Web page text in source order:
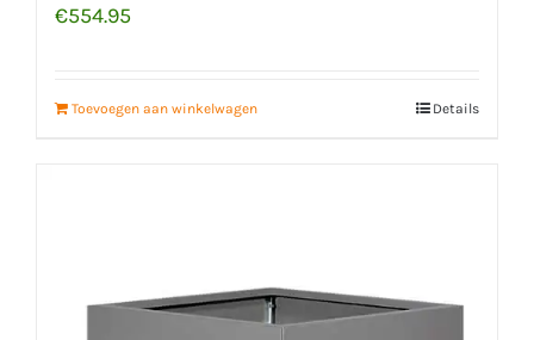
€554.95
Toevoegen aan winkelwagen Details